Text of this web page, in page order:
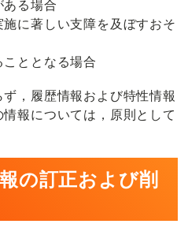
る場合
に著しい支障を及ぼすおそ
ととなる場合
，履歴情報および特性情報
報については，原則として
の訂正および削